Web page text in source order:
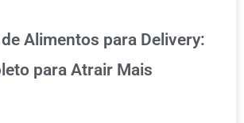
Alimentos para Delivery:
para Atrair Mais